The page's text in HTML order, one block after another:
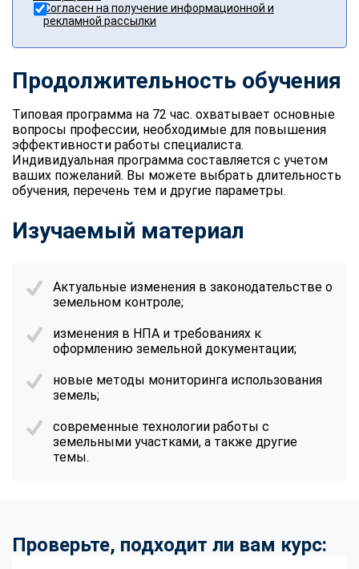
Согласен на получение информационной и
рекламной рассылки
Продолжительность обучения
Типовая программа на 72 час. охватывает основные
вопросы профессии, необходимые для повышения
эффективности работы специалиста.
Индивидуальная программа составляется с учетом
ваших пожеланий. Вы можете выбрать длительность
обучения, перечень тем и другие параметры.
Изучаемый материал
Актуальные изменения в законодательстве о
земельном контроле;
изменения в НПА и требованиях к
оформлению земельной документации;
новые методы мониторинга использования
земель;
современные технологии работы с
земельными участками, а также другие
темы.
Проверьте, подходит ли вам курс: